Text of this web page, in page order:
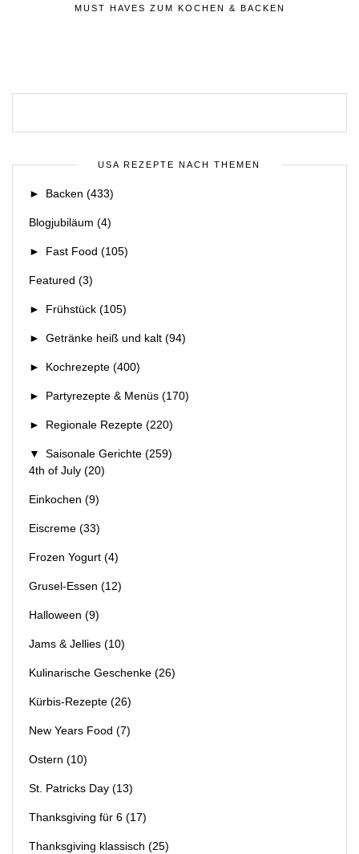
MUST HAVES ZUM KOCHEN & BACKEN
USA REZEPTE NACH THEMEN
► Backen (433)
Blogjubiläum (4)
► Fast Food (105)
Featured (3)
► Frühstück (105)
► Getränke heiß und kalt (94)
► Kochrezepte (400)
► Partyrezepte & Menüs (170)
► Regionale Rezepte (220)
▼ Saisonale Gerichte (259)
4th of July (20)
Einkochen (9)
Eiscreme (33)
Frozen Yogurt (4)
Grusel-Essen (12)
Halloween (9)
Jams & Jellies (10)
Kulinarische Geschenke (26)
Kürbis-Rezepte (26)
New Years Food (7)
Ostern (10)
St. Patricks Day (13)
Thanksgiving für 6 (17)
Thanksgiving klassisch (25)